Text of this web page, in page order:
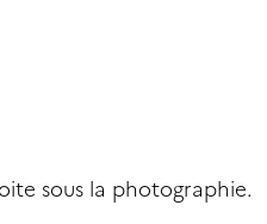
sous la photographie.